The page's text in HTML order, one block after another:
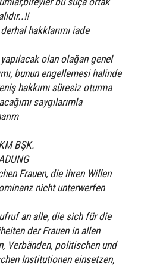
hakklarımı iade
olan olağan genel
bunun engellemesi halinde
hakkımı süresiz oturma
saygılarımla
BŞK.
Frauen, die ihren Willen
nicht unterwerfen
an alle, die sich für die
der Frauen in allen
Verbänden, politischen und
Institutionen einsetzen,